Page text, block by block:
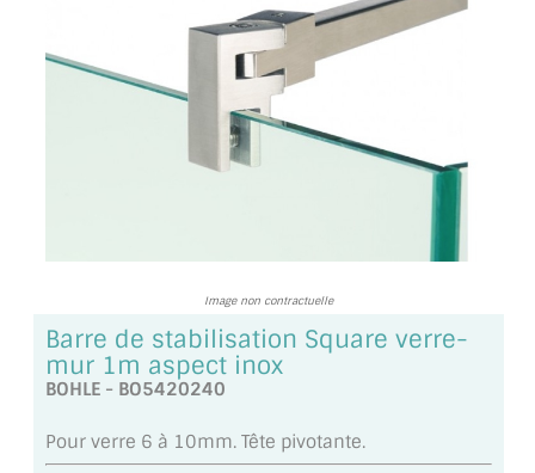
SUIVI DE COMMANDE
TOUS LES TARIFS AU M2
GUIDE : CHOIX PAR UTILISATION
MIROIR SUR MESURE
MIROIR VIEILLI
MIROIR DÉCORATIF DE COULEUR
Image non contractuelle
Barre de stabilisation Square verre-
mur 1m aspect inox
BOHLE - BO5420240
Pour verre 6 à 10mm. Tête pivotante.